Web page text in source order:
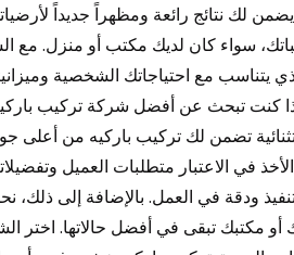
يضمن لك نتائج رائعة ومظهراً جديداً
سواء كان لديك مكتب أو منزل. مع
يتناسب مع احتياجاتك الشخصية
الخيمة 0547971907 إذا كنت تبحث عن أفضل شركة
تضمن لك تركيب باركيه من أعلى
في الاعتبار متطلبات العميل
ودقة في العمل. بالإضافة إلى ذلك،
مكتبك تبقى في أفضل حالاتها. اختر